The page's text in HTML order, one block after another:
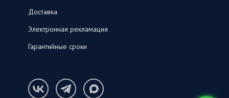
Доставка
Электронная рекламация
Гарантийные сроки